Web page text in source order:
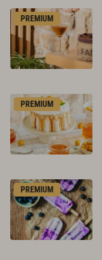
PREMIUM
PREMIUM
PREMIUM